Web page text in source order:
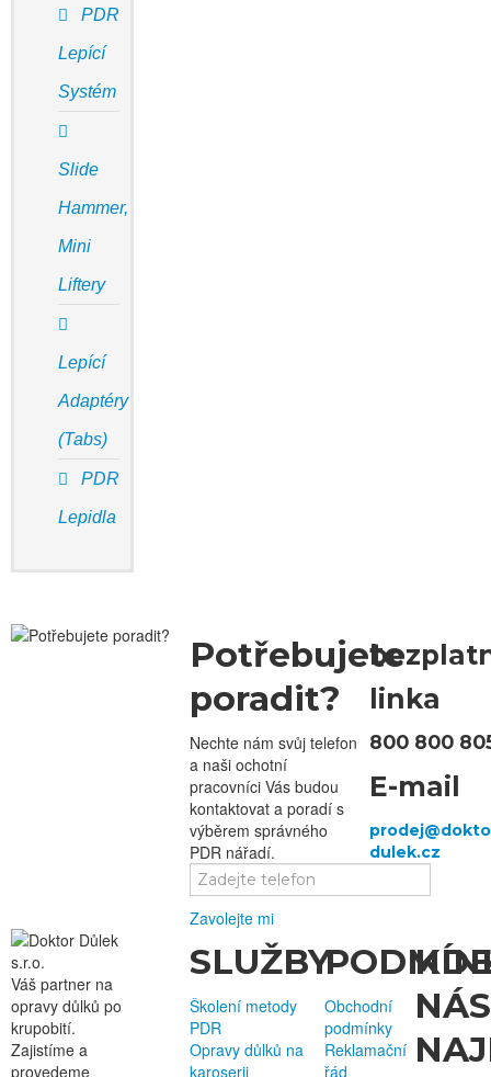
PDR
Lepící
Systém
Slide
Hammer,
Mini
Liftery
Lepící
Adaptéry
(Tabs)
PDR
Lepidla
Potřebujete
poradit?
Nechte nám svůj telefon
a naši ochotní
pracovníci Vás budou
kontaktovat a poradí s
výběrem správného
PDR nářadí.
Zavolejte mi
linka
800 800
E-mail
Váš partner na
opravy důlků po
krupobití.
Zajistíme a
provedeme
SLUŽBY
Školení metody
PDR
Opravy důlků na
karoserii
Obchodní
podmínky
Reklamační
řád
KDE
NÁS